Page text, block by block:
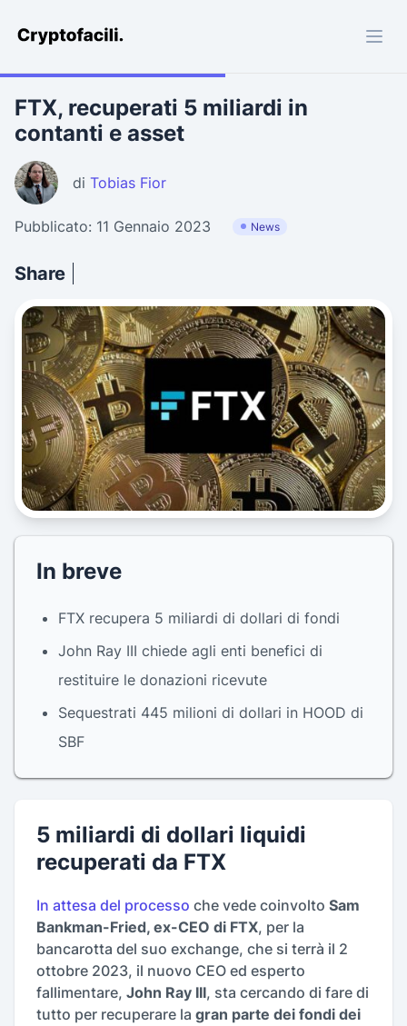
Cryptofacili.com
FTX, recuperati 5 miliardi in
contanti e asset
di Tobias Fior
Pubblicato: 11 Gennaio 2023 News
Share
In breve
FTX recupera 5 miliardi di dollari di fondi
John Ray III chiede agli enti benefici di
restituire le donazioni ricevute
Sequestrati 445 milioni di dollari in HOOD di
SBF
5 miliardi di dollari liquidi
recuperati da FTX
In attesa del processo che vede coinvolto Sam
Bankman-Fried, ex-CEO di FTX, per la
bancarotta del suo exchange, che si terrà il 2
ottobre 2023, il nuovo CEO ed esperto
fallimentare, John Ray III, sta cercando di fare di
tutto per recuperare la gran parte dei fondi dei